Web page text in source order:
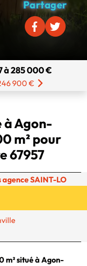
Partager
à 285 000 €
900 €
à Agon-
m² pour
67957
agence SAINT-LO
situé à Agon-